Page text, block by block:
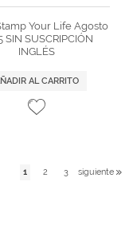
Your Life Agosto
SIN SUSCRIPCIÓN
INGLÉS
AL CARRITO
1 2 3 siguiente